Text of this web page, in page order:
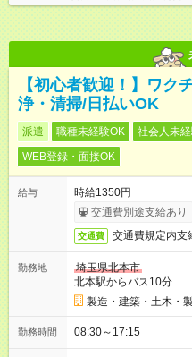
【初心者歓迎！】ワク
浄・清掃/日払いOK
派遣 職種未経験OK 社会人未
WEB登録・面接OK
給与
時給1350円
交通費別途支給あり
交通費 交通費規定内支
勤務地
埼玉県北本市
北本駅からバス10分
製造・建築・土木・
勤務時間 08:30～17:15